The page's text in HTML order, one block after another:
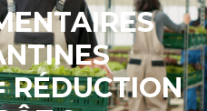
RÉDUCTION